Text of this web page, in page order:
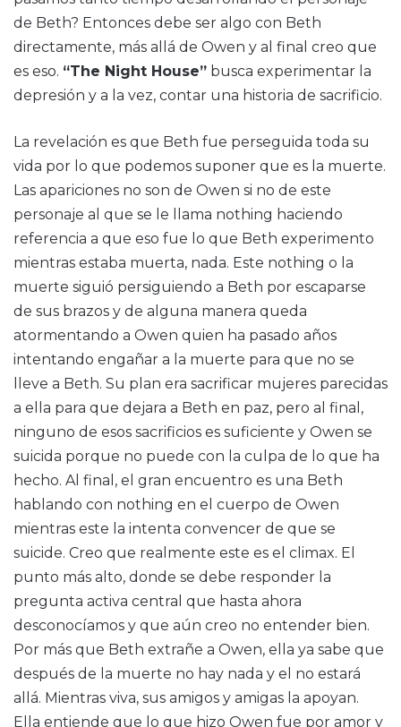
de Beth? Entonces debe ser algo con Beth
directamente, más allá de Owen y al final creo que
es eso. “The Night House” busca experimentar la
depresión y a la vez, contar una historia de sacrificio.
La revelación es que Beth fue perseguida toda su
vida por lo que podemos suponer que es la muerte.
Las apariciones no son de Owen si no de este
personaje al que se le llama nothing haciendo
referencia a que eso fue lo que Beth experimento
mientras estaba muerta, nada. Este nothing o la
muerte siguió persiguiendo a Beth por escaparse
de sus brazos y de alguna manera queda
atormentando a Owen quien ha pasado años
intentando engañar a la muerte para que no se
lleve a Beth. Su plan era sacrificar mujeres parecidas
a ella para que dejara a Beth en paz, pero al final,
ninguno de esos sacrificios es suficiente y Owen se
suicida porque no puede con la culpa de lo que ha
hecho. Al final, el gran encuentro es una Beth
hablando con nothing en el cuerpo de Owen
mientras este la intenta convencer de que se
suicide. Creo que realmente este es el climax. El
punto más alto, donde se debe responder la
pregunta activa central que hasta ahora
desconocíamos y que aún creo no entender bien.
Por más que Beth extrañe a Owen, ella ya sabe que
después de la muerte no hay nada y el no estará
allá. Mientras viva, sus amigos y amigas la apoyan.
Ella entiende que lo que hizo Owen fue por amor y